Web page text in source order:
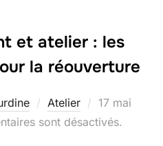
et atelier : les
la réouverture
Atelier
Publié
le
17 mai
sont désactivés.